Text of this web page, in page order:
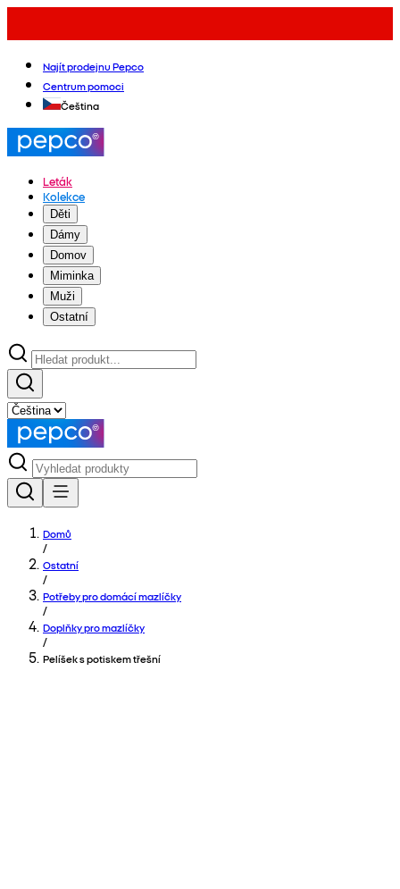
Najít prodejnu Pepco
Centrum pomoci
Čeština
Leták
Kolekce
Děti
Dámy
Domov
Miminka
Muži
Ostatní
Domů
/
Ostatní
/
Potřeby pro domácí mazlíčky
/
Doplňky pro mazlíčky
/
Pelíšek s potiskem třešní